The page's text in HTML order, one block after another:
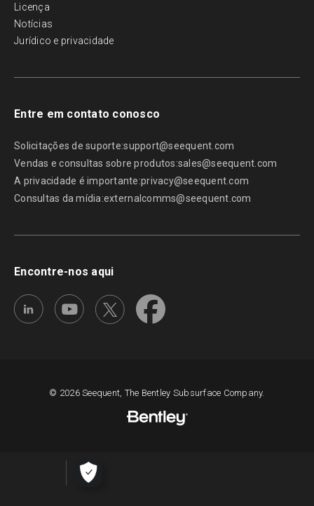
Licença
Notícias
Jurídico e privacidade
Entre em contato conosco
Solicitações de suporte:support@seequent.com
Vendas e consultas sobre produtos:sales@seequent.com
A privacidade é importante:privacy@seequent.com
Consultas da mídia:externalcomms@seequent.com
Encontre-nos aqui
© 2026 Seequent, The Bentley Subsurface Company.